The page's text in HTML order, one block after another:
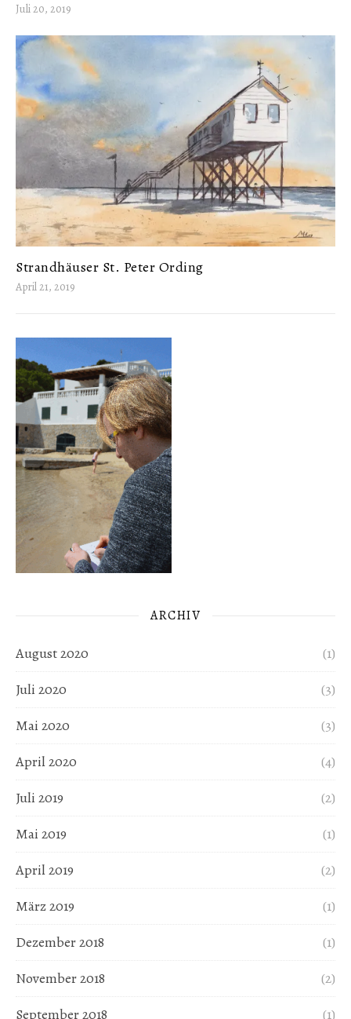
Juli 20, 2019
Strandhäuser St. Peter Ording
April 21, 2019
ARCHIV
August 2020
(1)
Juli 2020
(3)
Mai 2020
(3)
April 2020
(4)
Juli 2019
(2)
Mai 2019
(1)
April 2019
(2)
März 2019
(1)
Dezember 2018
(1)
November 2018
(2)
September 2018
(1)